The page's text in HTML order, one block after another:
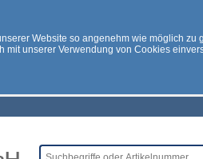
Website so angenehm wie möglich zu
mit unserer Verwendung von Cookies